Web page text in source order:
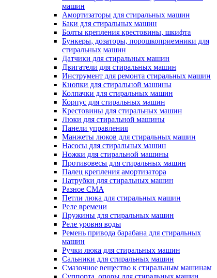
машин
Амортизаторы для стиральных машин
Баки для стиральных машин
Болты крепления крестовины, шкифта
Бункеры, дозаторы, порошкоприемники для
стиральных машин
Датчики для стиральных машин
Двигатели для стиральных машин
Инструмент для ремонта стиральных машин
Кнопки для стиральной машины
Колпачки для стиральных машин
Корпус для стиральных машин
Крестовины для стиральных машин
Люки для стиральной машины
Панели управления
Манжеты люков для стиральных машин
Насосы для стиральных машин
Ножки для стиральной машины
Противовесы для стиральных машин
Палец крепления амортизатора
Патрубки для стиральных машин
Разное СМА
Петли люка для стиральных машин
Реле времени
Пружины для стиральных машин
Реле уровня воды
Ремень привода барабана для стиральных
машин
Ручки люка для стиральных машин
Сальники для стиральных машин
Смазочное вещество к стиральным машинам
Суппорта, опоры для стиральных машин